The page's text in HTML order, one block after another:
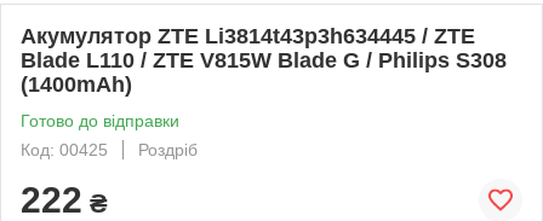
Акумулятор ZTE Li3814t43p3h634445 / ZTE
Blade L110 / ZTE V815W Blade G / Philips S308
(1400mAh)
Готово до відправки
Код: 00425
Роздріб
222 ₴